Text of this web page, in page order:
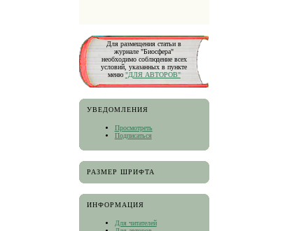
Для размещения статьи в
журнале "Биосфера"
необходимо соблюдение всех
условий, указанных в пункте
меню "ДЛЯ АВТОРОВ"
УВЕДОМЛЕНИЯ
Просмотреть
Подписаться
РАЗМЕР ШРИФТА
ИНФОРМАЦИЯ
Для читателей